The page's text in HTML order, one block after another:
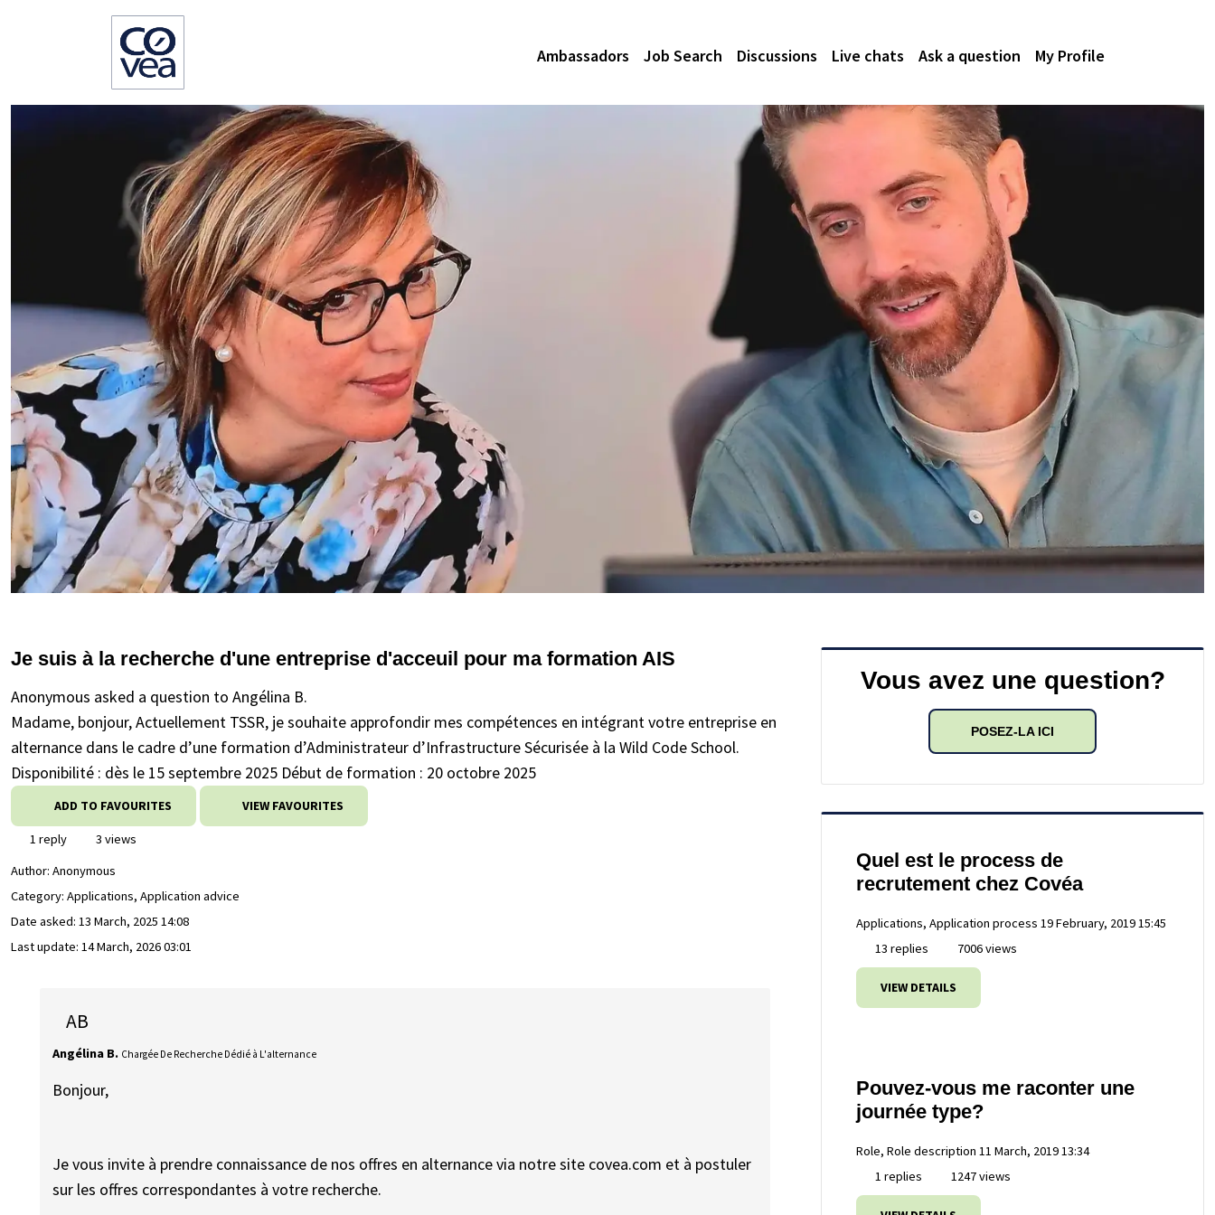
Ambassadors Job Search Discussions Live chats Ask a question My Profile
Je suis à la recherche d'une entreprise d'acceuil pour ma formation AIS
Anonymous asked a question to Angélina B.
Madame, bonjour, Actuellement TSSR, je souhaite approfondir mes compétences en intégrant votre entreprise en
alternance dans le cadre d’une formation d’Administrateur d’Infrastructure Sécurisée à la Wild Code School.
Disponibilité : dès le 15 septembre 2025 Début de formation : 20 octobre 2025
ADD TO FAVOURITES VIEW FAVOURITES
1 reply
3 views
Author: Anonymous
Category: Applications, Application advice
Date asked: 13 March, 2025 14:08
Last update: 14 March, 2026 03:01
AB
Angélina B. Chargée De Recherche Dédié à L'alternance
Bonjour,
Je vous invite à prendre connaissance de nos offres en alternance via notre site covea.com et à postuler
sur les offres correspondantes à votre recherche.
Vous avez une question?
POSEZ-LA ICI
Quel est le process de
recrutement chez Covéa
Applications, Application process 19 February, 2019 15:45
13 replies
7006 views
VIEW DETAILS
Pouvez-vous me raconter une
journée type?
Role, Role description 11 March, 2019 13:34
1 replies
1247 views